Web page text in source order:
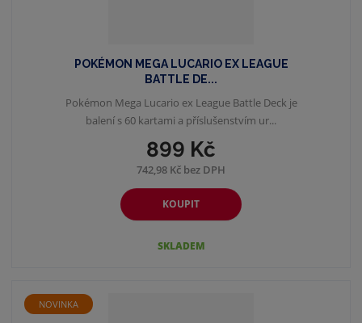
POKÉMON MEGA LUCARIO EX LEAGUE
BATTLE DE...
899 Kč
742,98 Kč bez DPH
KOUPIT
SKLADEM
Pokémon Mega Lucario ex League Battle Deck je
balení s 60 kartami a příslušenstvím ur...
NOVINKA